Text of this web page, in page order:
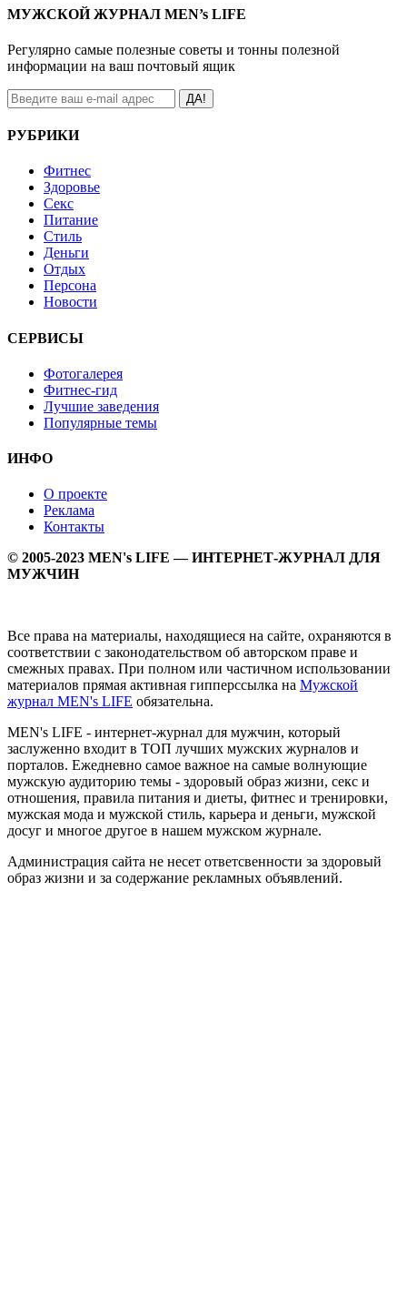
МУЖСКОЙ ЖУРНАЛ MEN’s LIFE
Регулярно самые полезные советы и тонны полезной
информации на ваш почтовый ящик
ДА!
РУБРИКИ
Фитнес
Здоровье
Секс
Питание
Стиль
Деньги
Отдых
Персона
Новости
СЕРВИСЫ
Фотогалерея
Фитнес-гид
Лучшие заведения
Популярные темы
ИНФО
О проекте
Реклама
Контакты
© 2005-2023 MEN's LIFE — ИНТЕРНЕТ-ЖУРНАЛ ДЛЯ
МУЖЧИН
Все права на материалы, находящиеся на сайте, охраняются в
соответствии с законодательством об авторском праве и
смежных правах. При полном или частичном использовании
материалов прямая активная гипперссылка на Мужской
журнал MEN's LIFE обязательна.
MEN's LIFE - интернет-журнал для мужчин, который
заслуженно входит в ТОП лучших мужских журналов и
порталов. Ежедневно самое важное на самые волнующие
мужскую аудиторию темы - здоровый образ жизни, секс и
отношения, правила питания и диеты, фитнес и тренировки,
мужская мода и мужской стиль, карьера и деньги, мужской
досуг и многое другое в нашем мужском журнале.
Администрация сайта не несет ответсвенности за здоровый
образ жизни и за содержание рекламных объявлений.